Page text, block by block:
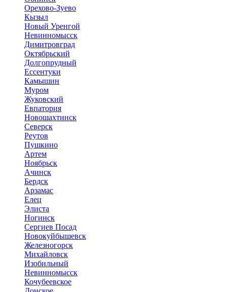
Орехово-Зуево
Кызыл
Новый Уренгой
Невинномысск
Димитровград
Октябрьский
Долгопрудный
Ессентуки
Камышин
Муром
Жуковский
Евпатория
Новошахтинск
Северск
Реутов
Пушкино
Артем
Ноябрьск
Ачинск
Бердск
Арзамас
Елец
Элиста
Ногинск
Сергиев Посад
Новокуйбышевск
Железногорск
Михайловск
Изобильный
Невинномысск
Кочубеевское